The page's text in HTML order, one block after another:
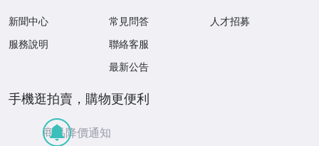
新聞中心
服務說明
常見問答
聯絡客服
最新公告
人才招募
手機逛拍賣，購物更便利
商品降價通知